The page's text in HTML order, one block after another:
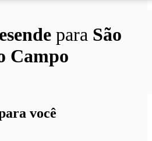
para São
Campo
você